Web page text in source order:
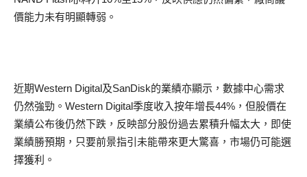
價能力未有明顯轉弱。
近期Western Digital及SanDisk的業績亦顯示，數據中心需求
仍然強勁。Western Digital季度收入按年增長44%，但股價在
業績公布後仍然下跌，反映部分股份過去累積升幅太大，即使
業績勝預期，只要前景指引未能帶來更大驚喜，市場仍可能選
擇獲利。